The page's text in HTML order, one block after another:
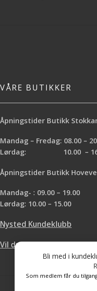
VÅRE BUTIKKER
Åpningstider Butikk
Mandag – Fredag: 08.00 –
Lørdag: 10.00 –
Åpningstider Butikk
Mandag- : 09.00 – 19.00
Lørdag: 10.00 – 15.00
Nysted Kundeklubb
Vil du leie hos oss?
Bli med i
Som medlem får du